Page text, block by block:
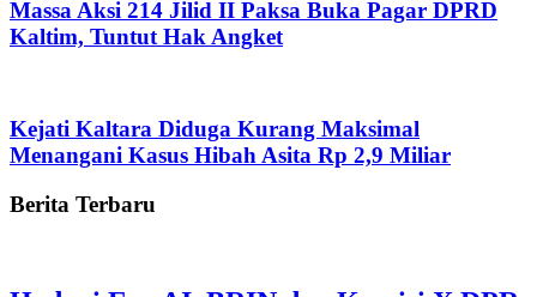
Massa Aksi 214 Jilid II Paksa Buka Pagar DPRD
Kaltim, Tuntut Hak Angket
Kejati Kaltara Diduga Kurang Maksimal
Menangani Kasus Hibah Asita Rp 2,9 Miliar
Berita Terbaru